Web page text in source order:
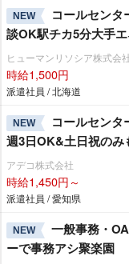
NEW
コールセン
談OK駅チカ5分大手
ヒューマンリソシア株式会
時給1,500円
派遣社員 / 北海道
NEW
コールセン
週3日OK&土日祝のみ
アデコ株式会社
時給1,450円～
派遣社員 / 愛知県
NEW
一般事務・
ーで事務アシ聚楽園